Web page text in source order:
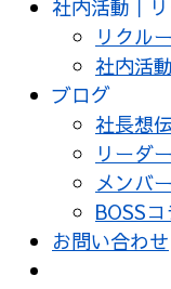
社内活動｜
リクル
社内活
ブログ
社長想
リーダ
メンバ
BOSSコ
お問い合わせ